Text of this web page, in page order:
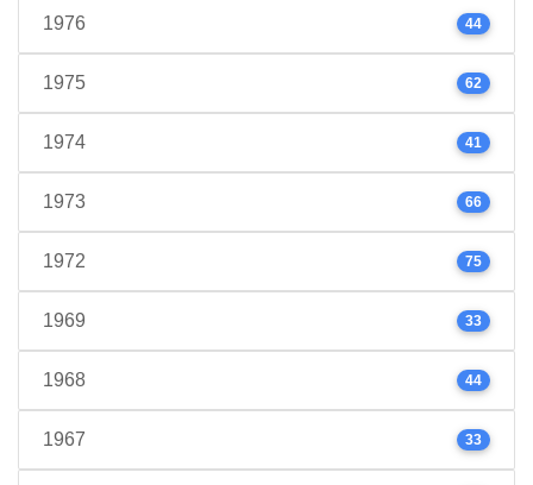
1976 44
1975 62
1974 41
1973 66
1972 75
1969 33
1968 44
1967 33